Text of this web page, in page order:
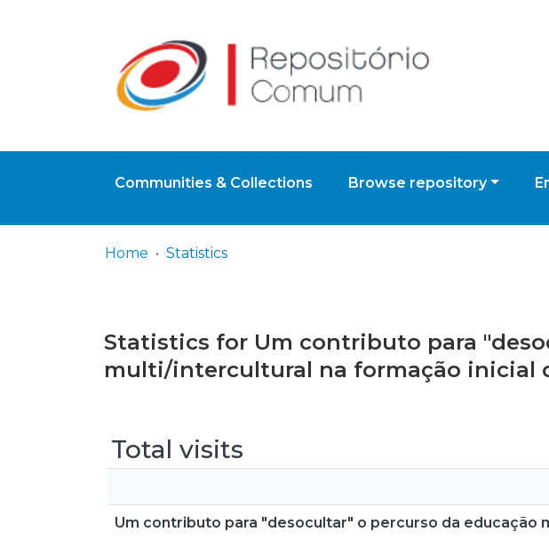
Communities & Collections Browse repository
Home Statistics
Statistics for Um contributo para
multi/intercultural na formação inicial
Total visits
Um contributo para "desocultar" o percurso da